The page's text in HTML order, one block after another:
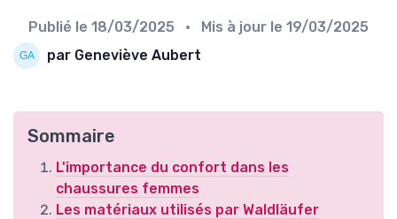
Publié le 18/03/2025 • Mis à jour le 19/03/2025
par Geneviève Aubert
Sommaire
L'importance du confort dans les
chaussures femmes
Les matériaux utilisés par Waldläufer